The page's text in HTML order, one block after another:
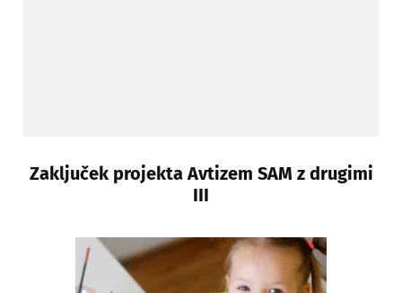
Zaključek projekta Avtizem SAM z drugimi
III